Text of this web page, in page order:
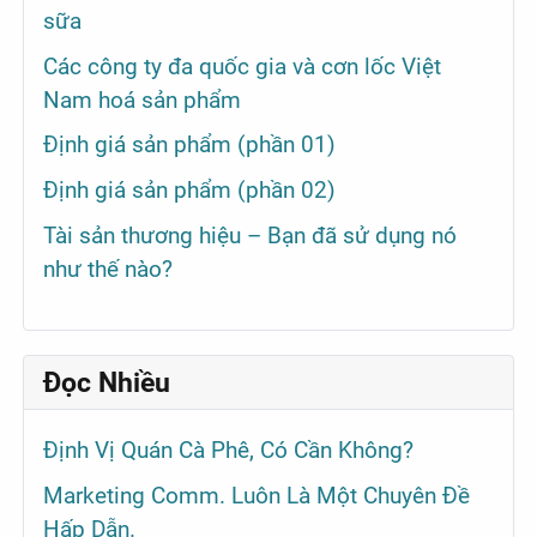
sữa
Các công ty đa quốc gia và cơn lốc Việt
Nam hoá sản phẩm
Định giá sản phẩm (phần 01)
Định giá sản phẩm (phần 02)
Tài sản thương hiệu – Bạn đã sử dụng nó
như thế nào?
Đọc Nhiều
Định Vị Quán Cà Phê, Có Cần Không?
Marketing Comm. Luôn Là Một Chuyên Đề
Hấp Dẫn.